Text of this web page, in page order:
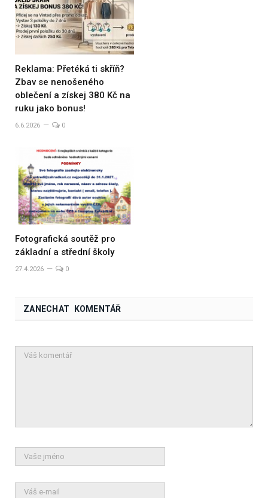
Reklama: Přetéká ti skříň?
Zbav se nenošeného
oblečení a získej 380 Kč na
ruku jako bonus!
6.6.2026 0
Fotografická soutěž pro
základní a střední školy
27.4.2026 0
ZANECHAT KOMENTÁŘ